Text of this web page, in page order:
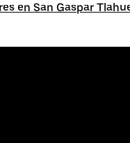
en San Gaspar